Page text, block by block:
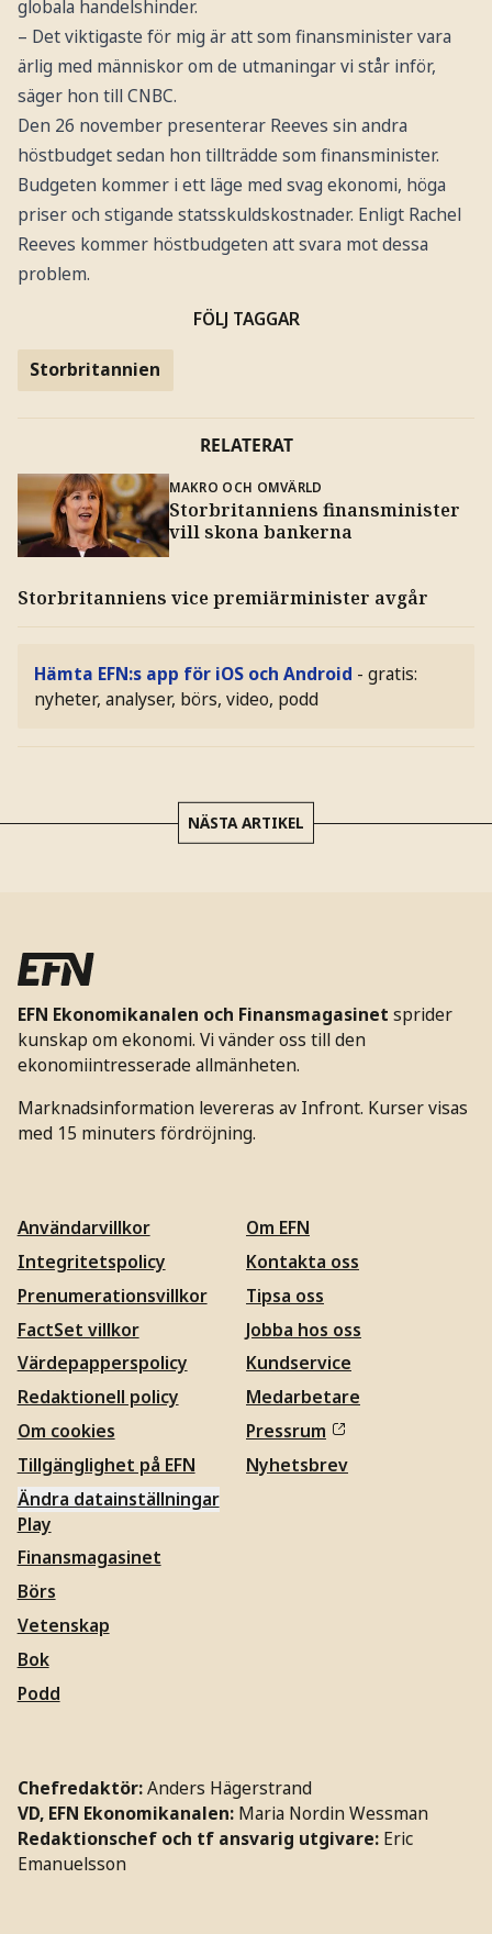
globala handelshinder.
– Det viktigaste för mig är att som finansminister vara
ärlig med människor om de utmaningar vi står inför,
säger hon till CNBC.
Den 26 november presenterar Reeves sin andra
höstbudget sedan hon tillträdde som finansminister.
Budgeten kommer i ett läge med svag ekonomi, höga
priser och stigande statsskuldskostnader. Enligt Rachel
Reeves kommer höstbudgeten att svara mot dessa
problem.
FÖLJ TAGGAR
Storbritannien
RELATERAT
MAKRO OCH OMVÄRLD
Storbritanniens finansminister
vill skona bankerna
Storbritanniens vice premiärminister avgår
Hämta EFN:s app för iOS och Android - gratis:
nyheter, analyser, börs, video, podd
NÄSTA ARTIKEL
EFN Ekonomikanalen och Finansmagasinet sprider
kunskap om ekonomi. Vi vänder oss till den
ekonomiintresserade allmänheten.
Marknadsinformation levereras av Infront. Kurser visas
med 15 minuters fördröjning.
Användarvillkor
Integritetspolicy
Prenumerationsvillkor
FactSet villkor
Värdepapperspolicy
Redaktionell policy
Om cookies
Tillgänglighet på EFN
Ändra datainställningar
Om EFN
Kontakta oss
Tipsa oss
Jobba hos oss
Kundservice
Medarbetare
Pressrum
Nyhetsbrev
Play
Finansmagasinet
Börs
Vetenskap
Bok
Podd
Chefredaktör:Anders Hägerstrand
VD, EFN Ekonomikanalen: Maria Nordin Wessman
Redaktionschef och tf ansvarig utgivare: Eric
Emanuelsson